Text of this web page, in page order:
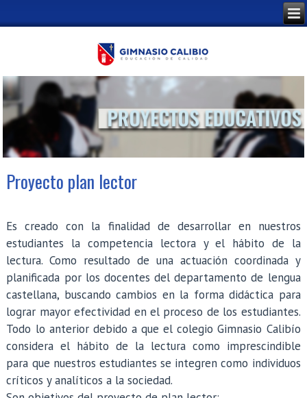
Proyecto plan lector
Es creado con la finalidad de desarrollar en nuestros
estudiantes la competencia lectora y el hábito de la
lectura. Como resultado de una actuación coordinada y
planificada por los docentes del departamento de lengua
castellana, buscando cambios en la forma didáctica para
lograr mayor efectividad en el proceso de los estudiantes.
Todo lo anterior debido a que el colegio Gimnasio Calibío
considera el hábito de la lectura como imprescindible
para que nuestros estudiantes se integren como individuos
críticos y analíticos a la sociedad.